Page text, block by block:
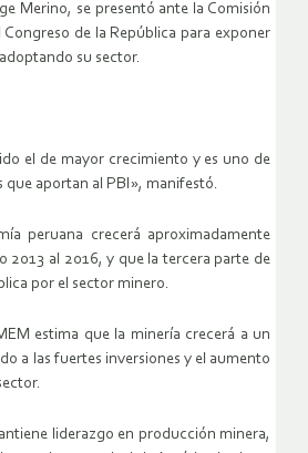
Merino, se presentó ante la Comisión
Congreso de la República para exponer
su sector.
el de mayor crecimiento y es uno de
que aportan al PBI», manifestó.
peruana crecerá aproximadamente
2013 al 2016, y que la tercera parte de
por el sector minero.
estima que la minería crecerá a un
a las fuertes inversiones y el aumento
liderazgo en producción minera,